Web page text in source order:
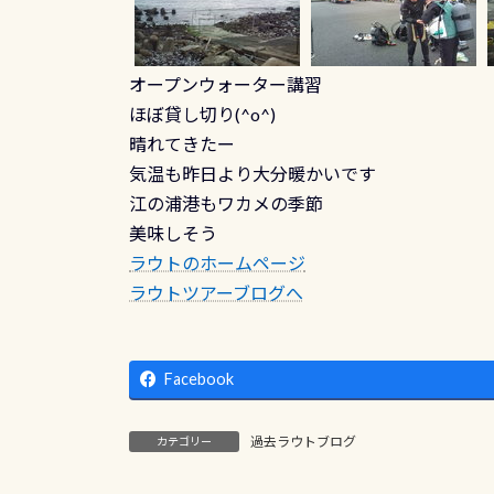
オープンウォーター講習
ほぼ貸し切り(^o^)
晴れてきたー
気温も昨日より大分暖かいです
江の浦港もワカメの季節
美味しそう
ラウトのホームページ
ラウトツアーブログへ
Facebook
カテゴリー 過去ラウトブログ